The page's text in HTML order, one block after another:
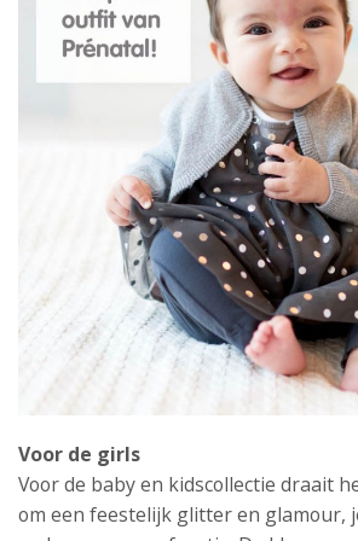
Voor de girls
Voor de baby en kidscollectie draait
om een feestelijk glitter en glamour,